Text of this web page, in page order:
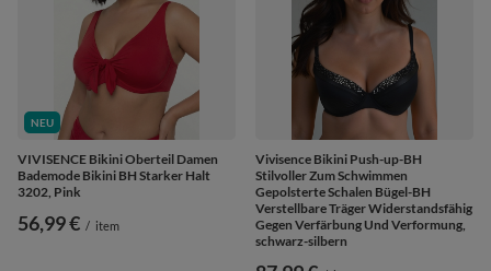
NEU
VIVISENCE Bikini Oberteil Damen
Bademode Bikini BH Starker Halt
3202, Pink
56,99 € / item
Vivisence Bikini Push-up-BH
Stilvoller Zum Schwimmen
Gepolsterte Schalen Bügel-BH
Verstellbare Träger Widerstandsfähig
Gegen Verfärbung Und Verformung,
schwarz-silbern